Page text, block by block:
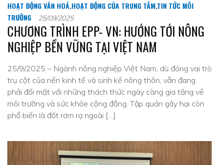
HOẠT ĐỘNG VĂN HOÁ,HOẠT ĐỘNG CỦA TRUNG TÂM,TIN TỨC MÔI
TRƯỜNG
25/09/2025
CHƯƠNG TRÌNH EPP- VN: HƯỚNG TỚI NÔNG
NGHIỆP BỀN VỮNG TẠI VIỆT NAM
25/9/2025 – Ngành nông nghiệp Việt Nam, dù đóng vai trò
trụ cột của nền kinh tế và sinh kế nông thôn, vẫn đang
phải đối mặt với những thách thức ngày càng gia tăng về
môi trường và sức khỏe cộng đồng. Tập quán gây hại còn
phổ biến là đốt rơm rạ ngoài […]